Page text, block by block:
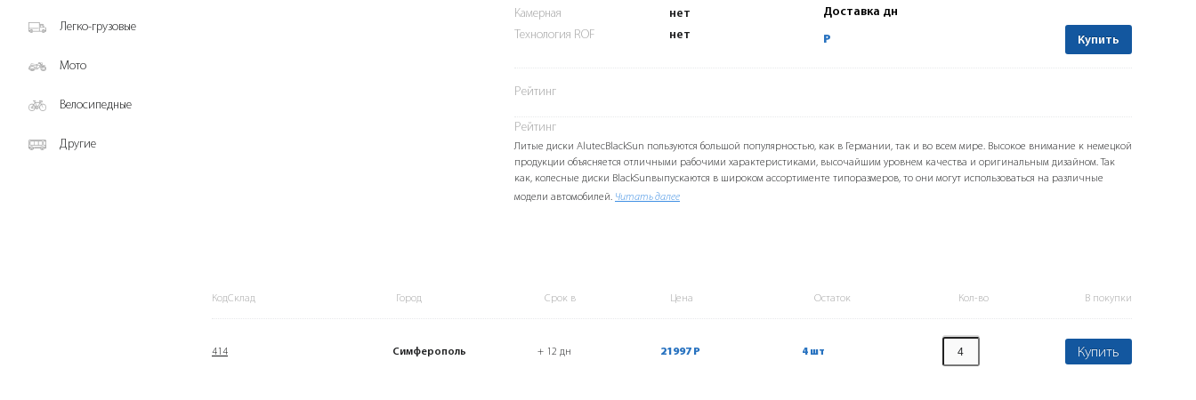
Легко-грузовые
Мото
Велосипедные
Другие
Камерная
нет
Технология ROF
нет
Доставка дн
Р Купить
Рейтинг
Рейтинг
Литые диски AlutecBlackSun пользуются большой популярностью, как в Германии, так и во всем мире. Высокое внимание к немецкой
продукции объясняется отличными рабочими характеристиками, высочайшим уровнем качества и оригинальным дизайном. Так
как, колесные диски BlackSunвыпускаются в широком ассортименте типоразмеров, то они могут использоваться на различные
модели автомобилей. Читать далее
КодСклад Город Срок в Цена Остаток Кол-во В покупки
414 Симферополь + 12 дн 21997 Р 4 шт Купить